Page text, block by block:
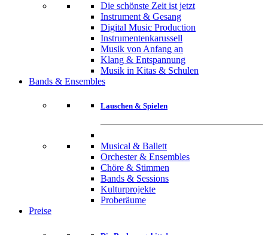
Die schönste Zeit ist jetzt
Instrument & Gesang
Digital Music Production
Instrumentenkarussell
Musik von Anfang an
Klang & Entspannung
Musik in Kitas & Schulen
Bands & Ensembles
Lauschen & Spielen
Musical & Ballett
Orchester & Ensembles
Chöre & Stimmen
Bands & Sessions
Kulturprojekte
Proberäume
Preise